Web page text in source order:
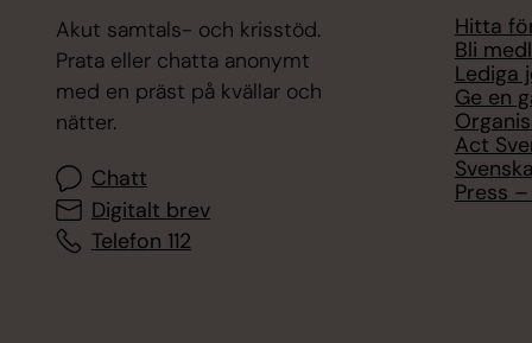
Akut samtals- och krisstöd.
Prata eller chatta anonymt
med en präst på kvällar och
nätter.
Chatt
Digitalt brev
Telefon 112
Hitta
Bli
Lediga
Ge en
Act
Press